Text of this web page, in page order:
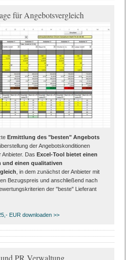
für Angebotsvergleich
Ermittlung des "besten" Angebots
der Angebotskonditionen
Das Excel-Tool bietet einen
und einen qualitativen
, in dem zunächst der Anbieter mit
Bezugspreis und anschließend nach
der "beste" Lieferant
EUR downloaden >>
PR Verwaltung